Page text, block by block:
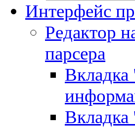
Интерфейс
Редактор
парсера